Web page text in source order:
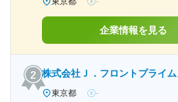
企業情報を見る
株式会社Ｊ．フロントプライ
東京都 -